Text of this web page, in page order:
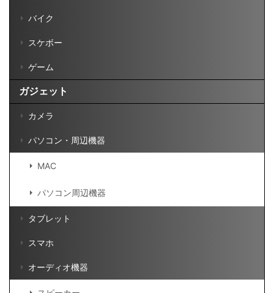
バイク
スケボー
ゲーム
ガジェット
カメラ
パソコン・周辺機器
MAC
パソコン周辺機器
タブレット
スマホ
オーディオ機器